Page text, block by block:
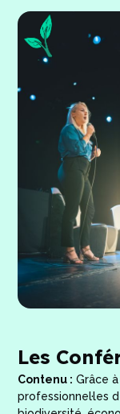
Les
Contenu : Grâce
professionnel·les